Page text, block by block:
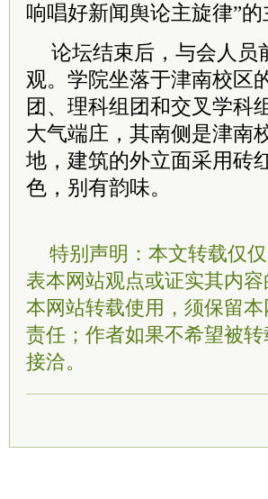
响唱好新闻舆论主旋律”的
论坛结束后，与会人员
观。学院坐落于津南校区
团、理科组团和交叉学科
大气端庄，其南侧是津南
地，建筑的外立面采用砖
色，别有韵味。
特别声明：本文转载仅
表本网站观点或证实其内
本网站转载使用，须保留
责任；作者如果不希望被
接洽。